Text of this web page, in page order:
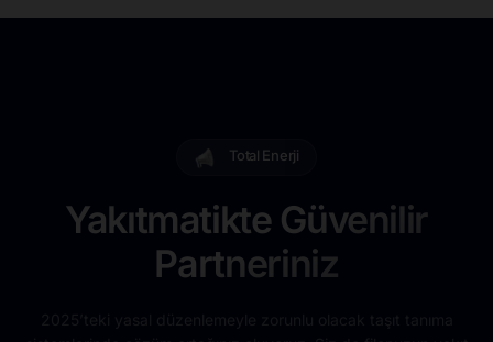
Total Enerji
Yakıtmatikte Güvenilir
Partneriniz